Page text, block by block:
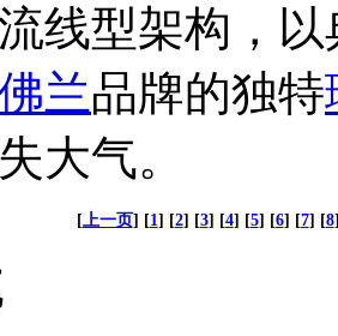
线型架构，
兰品牌的独特
大气。
[上一页] [1 ] [2] [3] [4] [5] [6] [7] [8